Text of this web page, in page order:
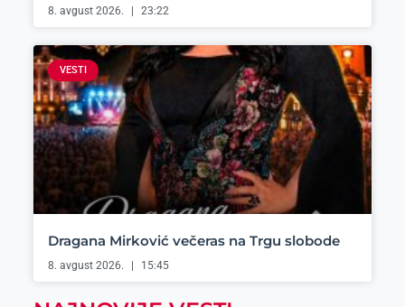
8. avgust 2026. 23:22
VESTI
Dragana Mirković večeras na Trgu slobode
8. avgust 2026. 15:45